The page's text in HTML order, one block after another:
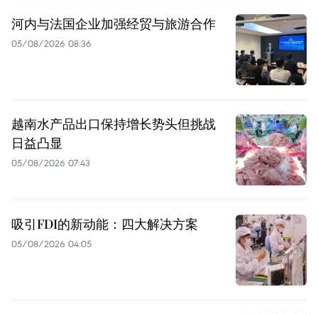
河内与法国企业加强经贸与旅游合作
05/08/2026 08:36
越南水产品出口保持增长势头但挑战
日益凸显
05/08/2026 07:43
吸引FDI的新动能：四大解决方案
05/08/2026 04:05